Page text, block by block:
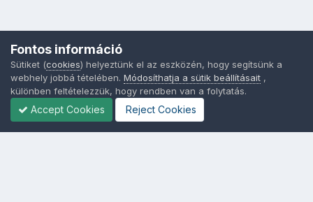
Fontos információ
Sütiket (cookies) helyeztünk el az eszközén, hogy segítsünk a
webhely jobbá tételében. Módosíthatja a sütik beállításait ,
különben feltételezzük, hogy rendben van a folytatás.
Accept Cookies Reject Cookies